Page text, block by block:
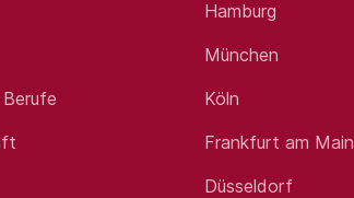
Umfeld
unsere Lösungen einzuarbeiten
Hamburg
München
Köln
Frankfurt am Main
Düsseldorf